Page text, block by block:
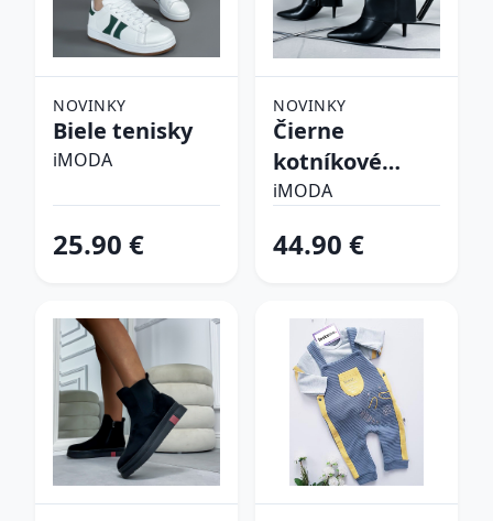
NOVINKY
Biele tenisky
iMODA
25.90 €
NOVINKY
Čierne
kotníkové
čižmy
iMODA
44.90 €